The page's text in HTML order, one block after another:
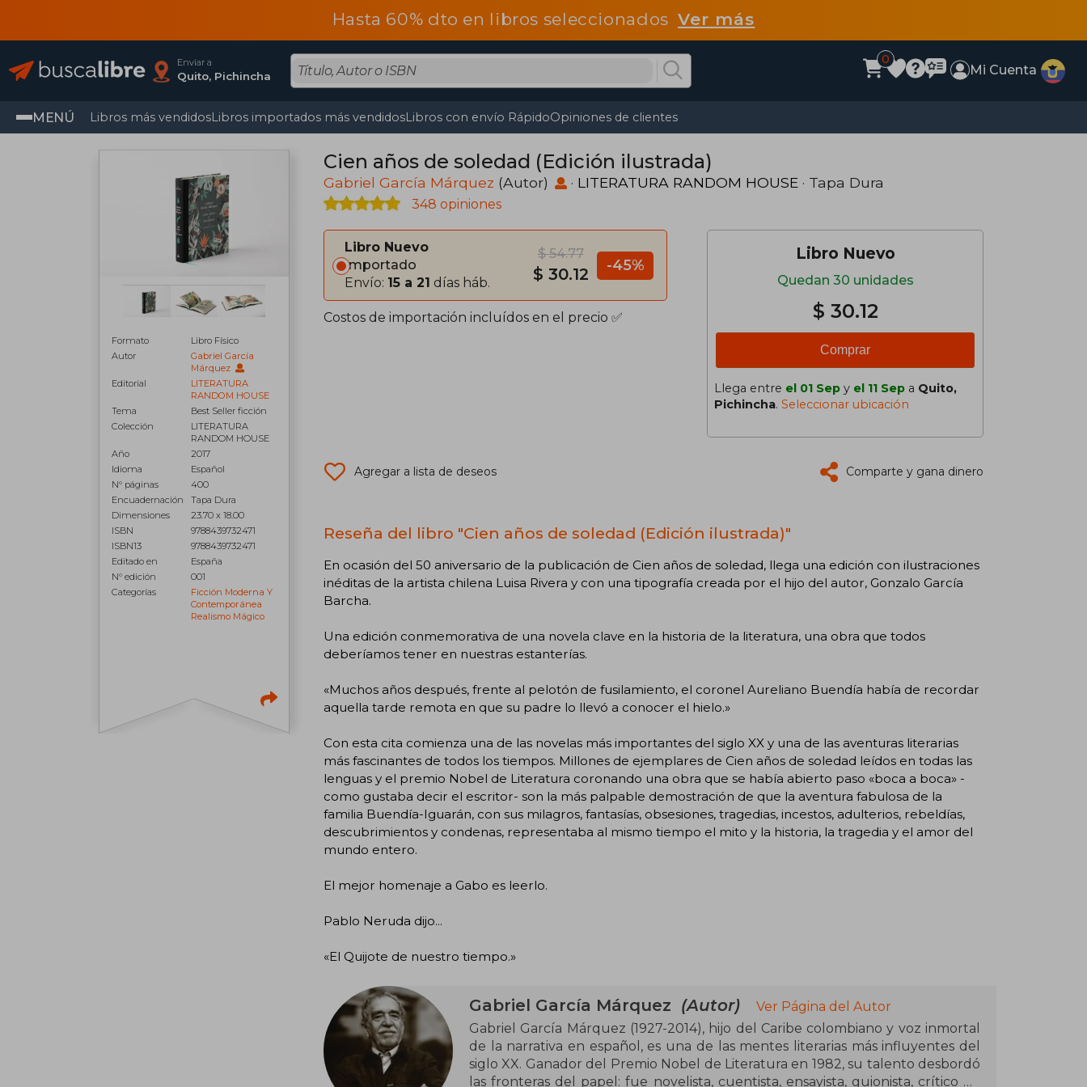
Hasta 60% dto en libros seleccionadosVer más
Enviar a
Quito, Pichincha
0
Mi Cuenta
MENÚ Libros más vendidosLibros importados más vendidosLibros con envío RápidoOpiniones de clientes
Formato
Libro Físico
Autor
Gabriel García
Márquez
Editorial
LITERATURA
RANDOM HOUSE
Tema
Best Seller ficción
Colección
LITERATURA
RANDOM HOUSE
Año
2017
Idioma
Español
N° páginas
400
Encuadernación
Tapa Dura
Dimensiones
23.70 x 18.00
ISBN
9788439732471
ISBN13
9788439732471
Editado en
España
N° edición
001
Categorías
Ficción Moderna Y
Contemporánea
Realismo Mágico
Cien años de soledad (Edición ilustrada)
Gabriel García Márquez (Autor) · LITERATURA RANDOM HOUSE · Tapa Dura
348 opiniones
Libro Nuevo
Importado
Envío: 15 a 21 días háb.
$ 54.77
$ 30.12 -45%
Costos de importación incluídos en el precio ✅
Libro Nuevo
Quedan 30 unidades
$ 30.12
Comprar
Llega entre el 01 Sep y el 11 Sep a Quito,
Pichincha. Seleccionar ubicación
Agregar a lista de deseos Comparte y gana dinero
Reseña del libro "Cien años de soledad (Edición ilustrada)"
En ocasión del 50 aniversario de la publicación de Cien años de soledad, llega una edición con ilustraciones
inéditas de la artista chilena Luisa Rivera y con una tipografía creada por el hijo del autor, Gonzalo García
Barcha.
Una edición conmemorativa de una novela clave en la historia de la literatura, una obra que todos
deberíamos tener en nuestras estanterías.
«Muchos años después, frente al pelotón de fusilamiento, el coronel Aureliano Buendía había de recordar
aquella tarde remota en que su padre lo llevó a conocer el hielo.»
Con esta cita comienza una de las novelas más importantes del siglo XX y una de las aventuras literarias
más fascinantes de todos los tiempos. Millones de ejemplares de Cien años de soledad leídos en todas las
lenguas y el premio Nobel de Literatura coronando una obra que se había abierto paso «boca a boca» -
como gustaba decir el escritor- son la más palpable demostración de que la aventura fabulosa de la
familia Buendía-Iguarán, con sus milagros, fantasías, obsesiones, tragedias, incestos, adulterios, rebeldías,
descubrimientos y condenas, representaba al mismo tiempo el mito y la historia, la tragedia y el amor del
mundo entero.
El mejor homenaje a Gabo es leerlo.
Pablo Neruda dijo...
«El Quijote de nuestro tiempo.»
Gabriel García Márquez (Autor)
Ver Página del Autor
Gabriel García Márquez (1927-2014), hijo del Caribe colombiano y voz inmortal
de la narrativa en español, es una de las mentes literarias más influyentes del
siglo XX. Ganador del Premio Nobel de Literatura en 1982, su talento desbordó
las fronteras del papel: fue novelista, cuentista, ensayista, guionista, crítico de